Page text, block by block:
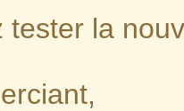
tester la